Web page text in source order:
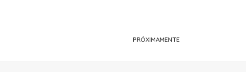
PRÓXIMAMENTE